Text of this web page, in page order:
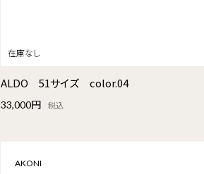
ALDO 51サイズ color.04
33,000円 税込
AKONI